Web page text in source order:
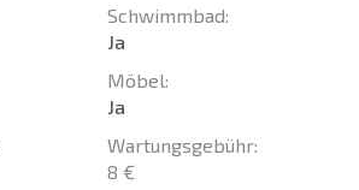
Schwimmbad:
Ja
Möbel:
Ja
Wartungsgebühr:
8 €